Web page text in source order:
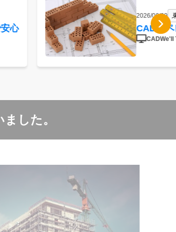
心
2026/06/09
CADオ
CADWe'll
した。